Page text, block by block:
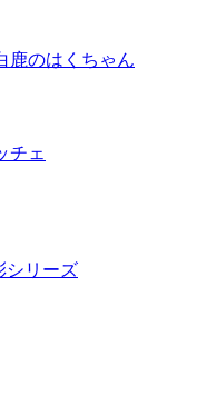
鹿のはくちゃん
チェ
シリーズ